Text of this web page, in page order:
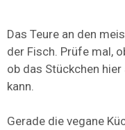
Das Teure an den
der Fisch. Prüfe mal,
ob das Stückchen
kann.
Gerade die vegane